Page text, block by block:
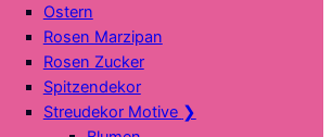
Ostern
Rosen Marzipan
Rosen Zucker
Spitzendekor
Streudekor Motive ❯